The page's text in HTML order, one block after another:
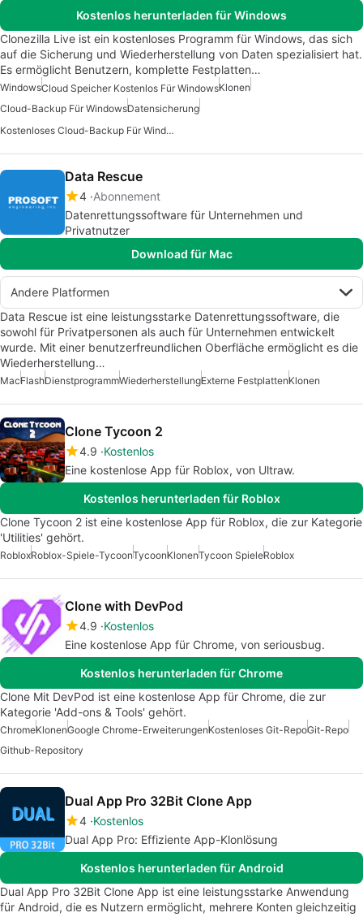
Kostenlos herunterladen für Windows
Clonezilla Live ist ein kostenloses Programm für Windows, das sich
auf die Sicherung und Wiederherstellung von Daten spezialisiert hat.
Es ermöglicht Benutzern, komplette Festplatten…
WindowsCloud Speicher Kostenlos Für WindowsKlonen
Cloud-Backup Für WindowsDatensicherung
Kostenloses Cloud-Backup Für Windows
Data Rescue
4 Abonnement
Datenrettungssoftware für Unternehmen und
Privatnutzer
Download für Mac
Andere Platformen
Data Rescue ist eine leistungsstarke Datenrettungssoftware, die
sowohl für Privatpersonen als auch für Unternehmen entwickelt
wurde. Mit einer benutzerfreundlichen Oberfläche ermöglicht es die
Wiederherstellung…
MacFlashDienstprogrammWiederherstellungExterne FestplattenKlonen
Clone Tycoon 2
4.9 Kostenlos
Eine kostenlose App für Roblox, von Ultraw.
Kostenlos herunterladen für Roblox
Clone Tycoon 2 ist eine kostenlose App für Roblox, die zur Kategorie
'Utilities' gehört.
RobloxRoblox-Spiele-TycoonTycoonKlonenTycoon SpieleRoblox
Clone with DevPod
4.9 Kostenlos
Eine kostenlose App für Chrome, von seriousbug.
Kostenlos herunterladen für Chrome
Clone Mit DevPod ist eine kostenlose App für Chrome, die zur
Kategorie 'Add-ons & Tools' gehört.
ChromeKlonenGoogle Chrome-ErweiterungenKostenloses Git-RepoGit-Repo
Github-Repository
Dual App Pro 32Bit Clone App
4 Kostenlos
Dual App Pro: Effiziente App-Klonlösung
Kostenlos herunterladen für Android
Dual App Pro 32Bit Clone App ist eine leistungsstarke Anwendung
für Android, die es Nutzern ermöglicht, mehrere Konten gleichzeitig